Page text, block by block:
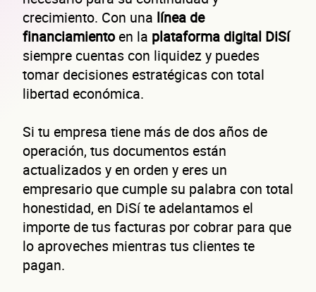
crecimiento. Con una línea de
financiamientoen la plataforma digital DiSí
siempre cuentas con liquidez y puedes
tomar decisiones estratégicas con total
libertad económica.
Si tu empresa tiene más de dos años de
operación, tus documentos están
actualizados y en orden y eres un
empresario que cumple su palabra con total
honestidad, en DiSí te adelantamos el
importe de tus facturas por cobrar para que
lo aproveches mientras tus clientes te
pagan.